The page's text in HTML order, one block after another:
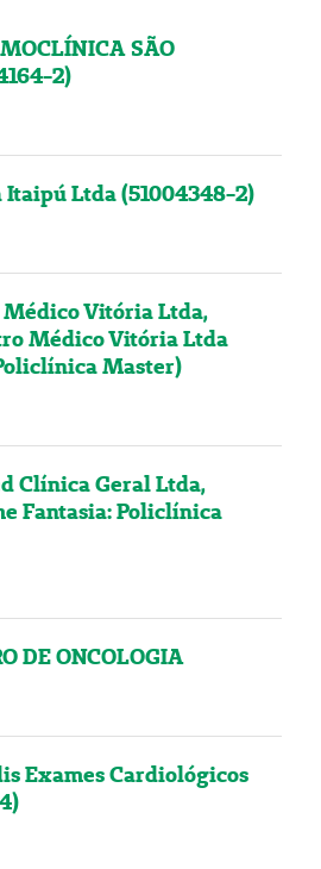
SÃO
2)
Ltda (51004348-2)
Vitória Ltda,
Médico Vitória Ltda
Master)
Clínica Geral Ltda,
Fantasia: Policlínica
DE ONCOLOGIA
Exames Cardiológicos